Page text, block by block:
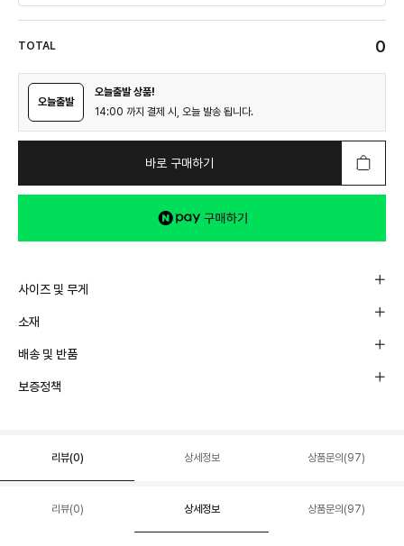
TOTAL 0
오늘출발
오늘출발 상품!
14:00 까지 결제 시, 오늘 발송 됩니다.
바로 구매하기
사이즈 및 무게
소재
배송 및 반품
보증정책
리뷰(0) 상세정보 상품문의(97)
리뷰(0) 상세정보 상품문의(97)